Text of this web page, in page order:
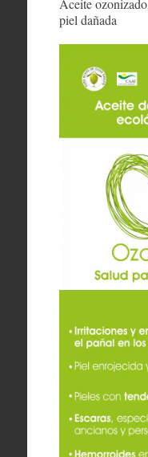
Aceite
piel dañada